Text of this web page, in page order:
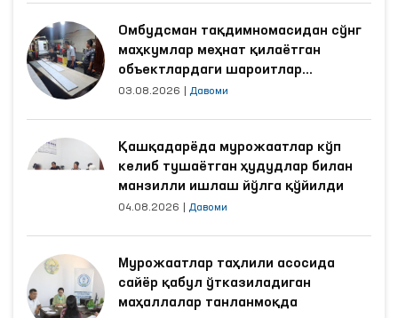
Омбудсман тақдимномасидан сўнг
маҳкумлар меҳнат қилаётган
объектлардаги шароитлар
яхшиланди
03.08.2026 Давоми
Қашқадарёда мурожаатлар кўп
келиб тушаётган ҳудудлар билан
манзилли ишлаш йўлга қўйилди
04.08.2026 Давоми
Мурожаатлар таҳлили асосида
сайёр қабул ўтказиладиган
маҳаллалар танланмоқда